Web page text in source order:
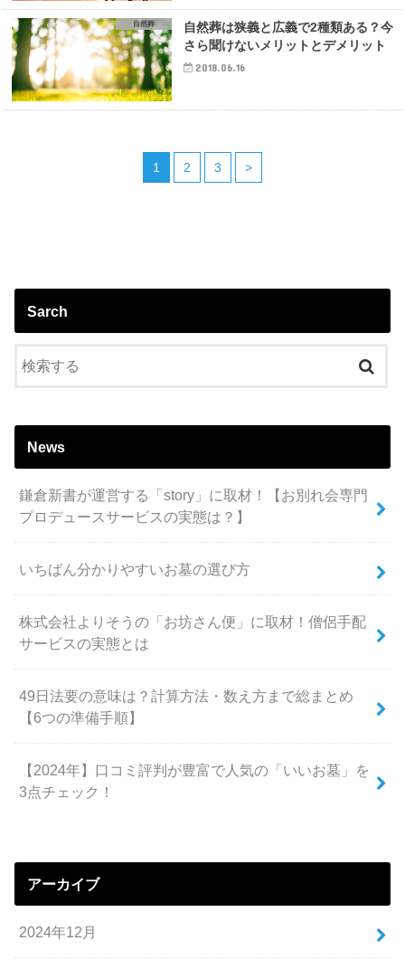
自然葬
自然葬は狭義と広義で2種類ある？今
さら聞けないメリットとデメリット
2018.06.16
1 2 3 >
Sarch
News
鎌倉新書が運営する「story」に取材！【お別れ会専門
プロデュースサービスの実態は？】
いちばん分かりやすいお墓の選び方
株式会社よりそうの「お坊さん便」に取材！僧侶手配
サービスの実態とは
49日法要の意味は？計算方法・数え方まで総まとめ
【6つの準備手順】
【2024年】口コミ評判が豊富で人気の「いいお墓」を
3点チェック！
アーカイブ
2024年12月